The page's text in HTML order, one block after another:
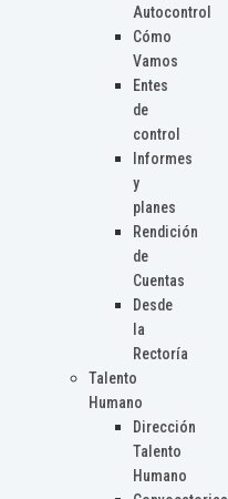
Autocontrol
Cómo
Vamos
Entes
de
control
Informes
y
planes
Rendición
de
Cuentas
Desde
la
Rectoría
Talento
Humano
Dirección
Talento
Humano